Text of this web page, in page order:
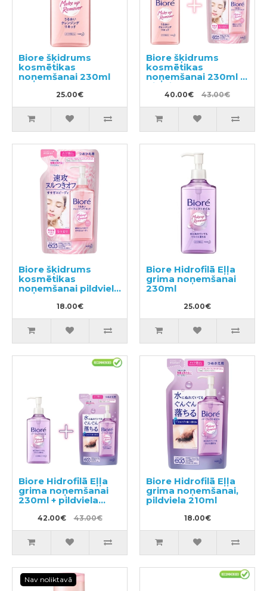
Biore šķidrums
kosmētikas
noņemšanai 230ml
25.00€
Biore šķidrums
kosmētikas
noņemšanai 230ml +
pildviela 210ml
40.00€ 43.00€
Biore šķidrums
kosmētikas
noņemšanai pildviela
210ml
18.00€
Biore Hidrofilā Eļļa
grima noņemšanai
230ml
25.00€
Biore Hidrofilā Eļļa
grima noņemšanai
230ml + pildviela
42.00€ 43.00€
Biore Hidrofilā Eļļa
grima noņemšanai,
pildviela 210ml
18.00€
Nav noliktavā